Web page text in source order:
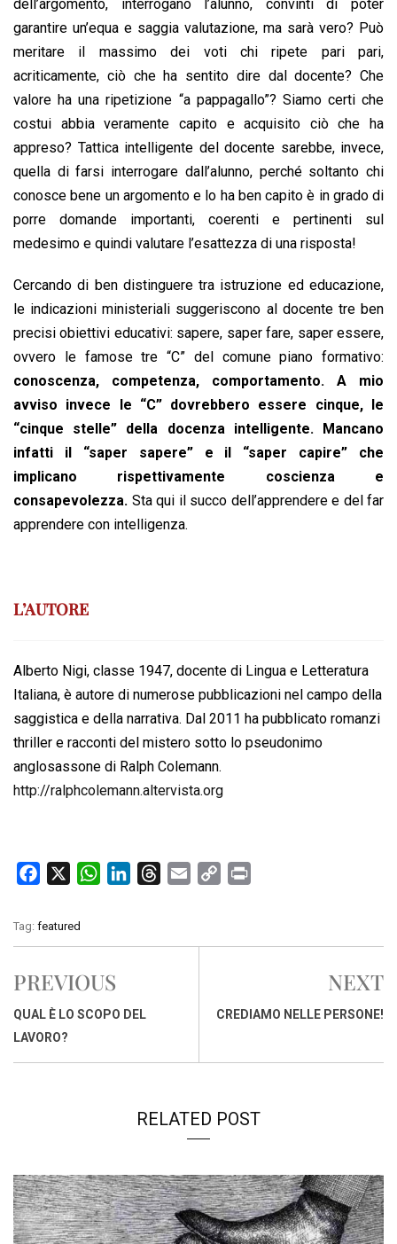
dell’argomento, interrogano l’alunno, convinti di poter
garantire un’equa e saggia valutazione, ma sarà vero? Può
meritare il massimo dei voti chi ripete pari pari,
acriticamente, ciò che ha sentito dire dal docente? Che
valore ha una ripetizione “a pappagallo”? Siamo certi che
costui abbia veramente capito e acquisito ciò che ha
appreso? Tattica intelligente del docente sarebbe, invece,
quella di farsi interrogare dall’alunno, perché soltanto chi
conosce bene un argomento e lo ha ben capito è in grado di
porre domande importanti, coerenti e pertinenti sul
medesimo e quindi valutare l’esattezza di una risposta!
Cercando di ben distinguere tra istruzione ed educazione,
le indicazioni ministeriali suggeriscono al docente tre ben
precisi obiettivi educativi: sapere, saper fare, saper essere,
ovvero le famose tre “C” del comune piano formativo:
conoscenza, competenza, comportamento. A mio
avviso invece le “C” dovrebbero essere cinque, le
“cinque stelle” della docenza intelligente. Mancano
infatti il “saper sapere” e il “saper capire” che
implicano rispettivamente coscienza e
consapevolezza. Sta qui il succo dell’apprendere e del far
apprendere con intelligenza.
L’AUTORE
Alberto Nigi, classe 1947, docente di Lingua e Letteratura
Italiana, è autore di numerose pubblicazioni nel campo della
saggistica e della narrativa. Dal 2011 ha pubblicato romanzi
thriller e racconti del mistero sotto lo pseudonimo
anglosassone di Ralph Colemann.
http://ralphcolemann.altervista.org
c
e
o
o
k
W
t
A
p
k
I
e
i
y
n
n
Tag: featured
PREVIOUS
QUAL È LO SCOPO DEL
LAVORO?
NEXT
CREDIAMO NELLE PERSONE!
RELATED POST